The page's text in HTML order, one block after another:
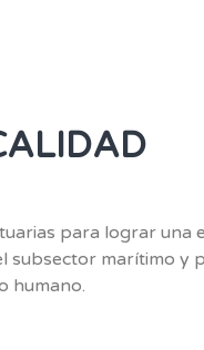
para lograr una
marítimo y
humano.